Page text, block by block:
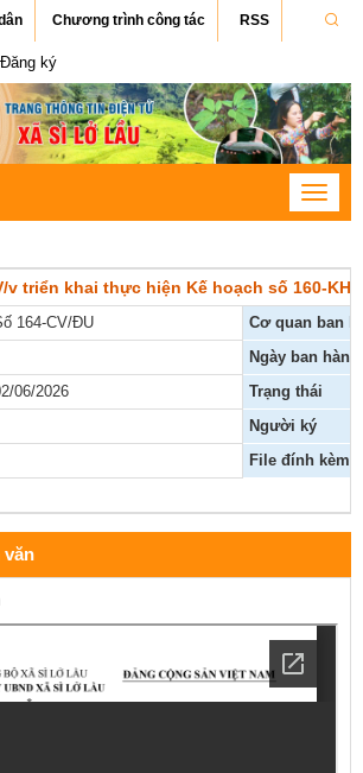
Chương trình công tác RSS
Đăng ký
Toggle
v triển khai thực hiện Kế hoạch số 160-
164-CV/ĐU
Cơ quan ban
Ngày ban hành
06/2026
Trạng thái
Người ký
File đính kèm
văn